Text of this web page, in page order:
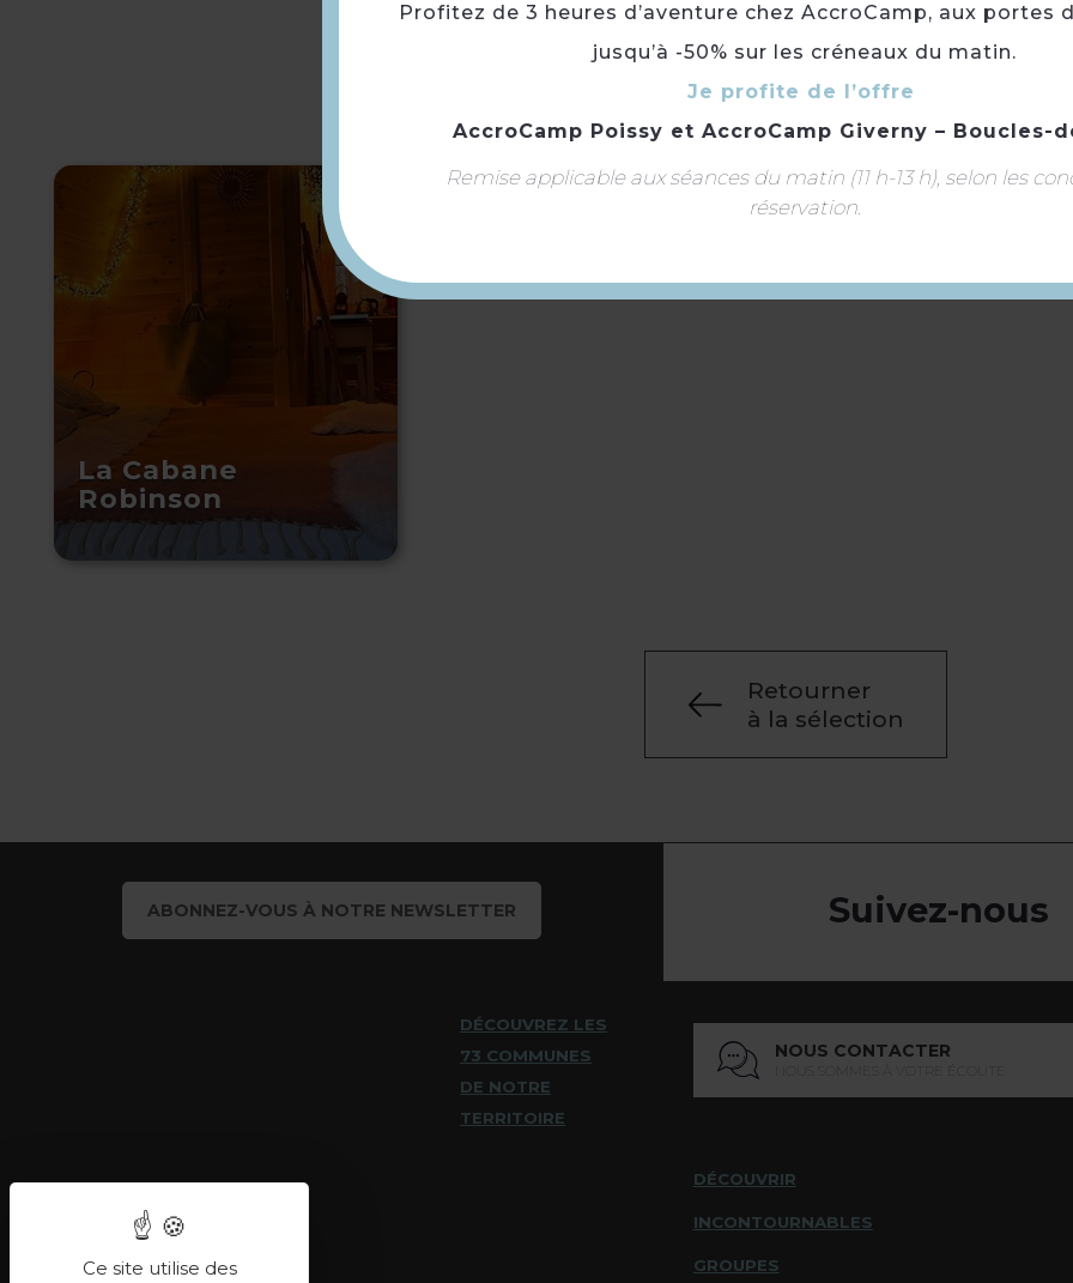
À voir aussi ...
La Cabane
Robinson
Retourner
à la sélection
ABONNEZ-VOUS À NOTRE NEWSLETTER
DÉCOUVREZ LES
73 COMMUNES
DE NOTRE
TERRITOIRE
Suivez-nous
NOUS CONTACTER
DÉCOUVRIR
INCONTOURNABLES
GROUPES
Profitez de 3 heures d’aventure chez AccroCamp, aux portes
jusqu’à -50% sur les créneaux du matin.
Je profite de l’offre
AccroCamp Poissy et AccroCamp Giverny – Boucles-
Remise applicable aux séances du matin (11 h-13 h), selon les
réservation.
Ce site utilise des